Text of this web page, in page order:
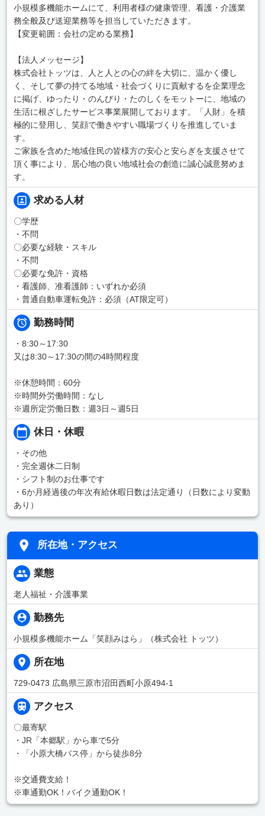
小規模多機能ホームにて、利用者様の健康管理、看護・介護業
務全般及び送迎業務等を担当していただきます。
【変更範囲：会社の定める業務】
【法人メッセージ】
株式会社トッツは、人と人との心の絆を大切に、温かく優し
く、そして夢の持てる地域・社会づくりに貢献するを企業理念
に掲げ、ゆったり・のんびり・たのしくをモットーに、地域の
生活に根ざしたサービス事業展開しております。「人財」を積
極的に登用し、笑顔で働きやすい職場づくりを推進していま
す。
ご家族を含めた地域住民の皆様方の安心と安らぎを支援させて
頂く事により、居心地の良い地域社会の創造に誠心誠意努めま
す。
求める人材
〇学歴
・不問
〇必要な経験・スキル
・不問
〇必要な免許・資格
・看護師、准看護師：いずれか必須
・普通自動車運転免許：必須（AT限定可）
勤務時間
・8:30～17:30
又は8:30～17:30の間の4時間程度
※休憩時間：60分
※時間外労働時間：なし
※週所定労働日数：週3日～週5日
休日・休暇
・その他
・完全週休二日制
・シフト制のお仕事です
・6か月経過後の年次有給休暇日数は法定通り（日数により変動
あり）
所在地・アクセス
業態
老人福祉・介護事業
勤務先
小規模多機能ホーム「笑顔みはら」（株式会社 トッツ）
所在地
729-0473 広島県三原市沼田西町小原494-1
アクセス
〇最寄駅
・JR「本郷駅」から車で5分
・「小原大橋バス停」から徒歩8分
※交通費支給！
※車通勤OK！バイク通勤OK！